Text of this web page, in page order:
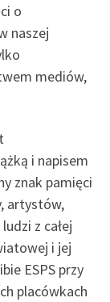
o
naszej
mediów,
i napisem
znak pamięci
artystów,
z całej
i jej
ESPS przy
placówkach